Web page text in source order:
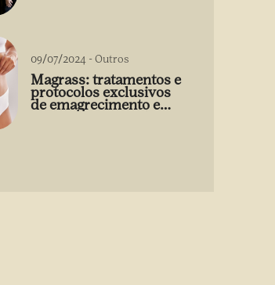
09/07/2024 -Outros
Magrass: tratamentos e
protocolos exclusivos
de emagrecimento e
estética sem uso de